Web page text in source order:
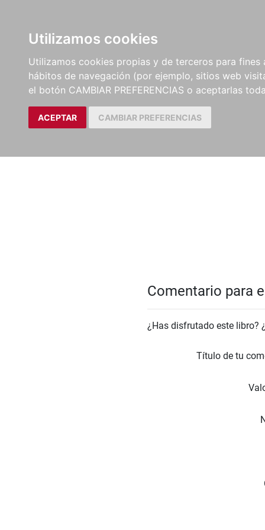
Utilizamos cookies
Utilizamos cookies propias y de terceros para
hábitos de navegación (por ejemplo, sitios web
el botón CAMBIAR PREFERENCIAS o aceptarlas
ACEPTAR CAMBIAR PREFERENCIAS
Comentario para
¿Has disfrutado este libro?
Título de tu